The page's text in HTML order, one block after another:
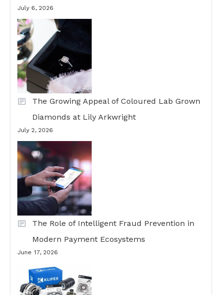
July 6, 2026
The Growing Appeal of Coloured Lab Grown
Diamonds at Lily Arkwright
July 2, 2026
The Role of Intelligent Fraud Prevention in
Modern Payment Ecosystems
June 17, 2026